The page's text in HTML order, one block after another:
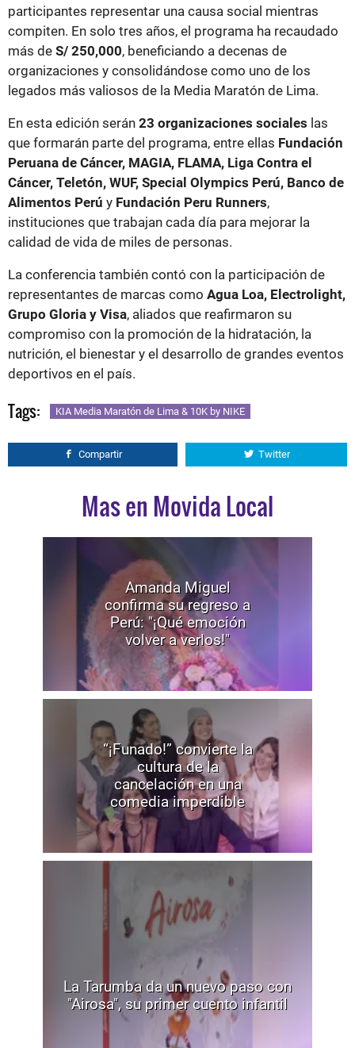
participantes representar una causa social mientras
compiten. En solo tres años, el programa ha recaudado
más de S/ 250,000, beneficiando a decenas de
organizaciones y consolidándose como uno de los
legados más valiosos de la Media Maratón de Lima.
En esta edición serán 23 organizaciones sociales las
que formarán parte del programa, entre ellas Fundación
Peruana de Cáncer, MAGIA, FLAMA, Liga Contra el
Cáncer, Teletón, WUF, Special Olympics Perú, Banco de
Alimentos Perú y Fundación Peru Runners,
instituciones que trabajan cada día para mejorar la
calidad de vida de miles de personas.
La conferencia también contó con la participación de
representantes de marcas como Agua Loa, Electrolight,
Grupo Gloria y Visa, aliados que reafirmaron su
compromiso con la promoción de la hidratación, la
nutrición, el bienestar y el desarrollo de grandes eventos
deportivos en el país.
Tags: KIA Media Maratón de Lima & 10K by NIKE
Compartir Twitter
Mas en Movida Local
Amanda Miguel
confirma su regreso a
Perú: "¡Qué emoción
volver a verlos!"
“¡Funado!” convierte la
cultura de la
cancelación en una
comedia imperdible
La Tarumba da un nuevo paso con
"Airosa", su primer cuento infantil